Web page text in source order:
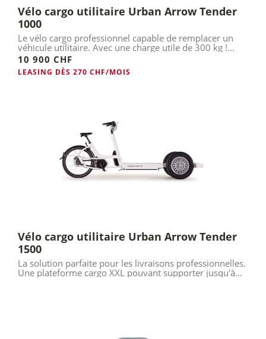
Vélo cargo utilitaire Urban Arrow Tender
1000
Le vélo cargo professionnel capable de remplacer un
véhicule utilitaire. Avec une charge utile de 300 kg !...
10 900 CHF
LEASING DÈS 270 CHF/MOIS
Vélo cargo utilitaire Urban Arrow Tender
1500
La solution parfaite pour les livraisons professionnelles.
Une plateforme cargo XXL pouvant supporter jusqu'à